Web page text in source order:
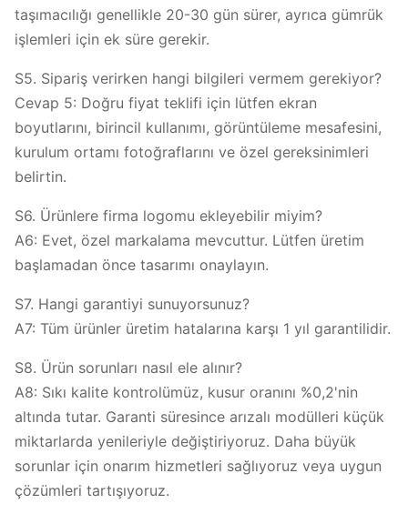
taşımacılığı genellikle 20-30 gün sürer, ayrıca gümrük
işlemleri için ek süre gerekir.
S5. Sipariş verirken hangi bilgileri vermem gerekiyor?
Cevap 5: Doğru fiyat teklifi için lütfen ekran
boyutlarını, birincil kullanımı, görüntüleme mesafesini,
kurulum ortamı fotoğraflarını ve özel gereksinimleri
belirtin.
S6. Ürünlere firma logomu ekleyebilir miyim?
A6: Evet, özel markalama mevcuttur. Lütfen üretim
başlamadan önce tasarımı onaylayın.
S7. Hangi garantiyi sunuyorsunuz?
A7: Tüm ürünler üretim hatalarına karşı 1 yıl garantilidir.
S8. Ürün sorunları nasıl ele alınır?
A8: Sıkı kalite kontrolümüz, kusur oranını %0,2'nin
altında tutar. Garanti süresince arızalı modülleri küçük
miktarlarda yenileriyle değiştiriyoruz. Daha büyük
sorunlar için onarım hizmetleri sağlıyoruz veya uygun
çözümleri tartışıyoruz.